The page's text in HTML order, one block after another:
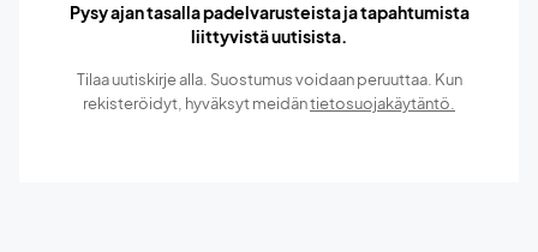
Pysy ajan tasalla padelvarusteista ja tapahtumista
liittyvistä uutisista.
Tilaa uutiskirje alla. Suostumus voidaan peruuttaa. Kun
rekisteröidyt, hyväksyt meidäntietosuojakäytäntö.